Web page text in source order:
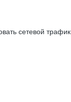
сетевой трафик.